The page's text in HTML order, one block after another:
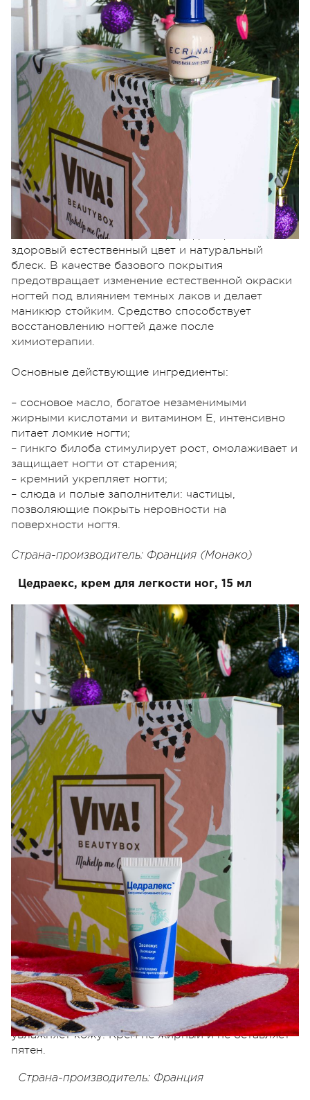
Средство хорошо укрепляет и интенсивно
питает ногти. Защищает и разглаживает их
поверхность, стимулирует их рост.
Основа может использоваться как
самостоятельное покрытие, придающее ногтям
здоровый естественный цвет и натуральный
блеск. В качестве базового покрытия
предотвращает изменение естественной окраски
ногтей под влиянием темных лаков и делает
маникюр стойким. Средство способствует
восстановлению ногтей даже после
химиотерапии.
Основные действующие ингредиенты:
– сосновое масло, богатое незаменимыми
жирными кислотами и витамином Е, интенсивно
питает ломкие ногти;
– гинкго билоба стимулирует рост, омолаживает и
защищает ногти от старения;
– кремний укрепляет ногти;
– слюда и полые заполнители: частицы,
позволяющие покрыть неровности на
поверхности ногтя.
Страна-производитель: Франция (Монако)
Цедраекс, крем для легкости ног, 15 мл
Крем содержит экстракт из плодов
корсиканского лимона, который высоко ценится
за освежающие и бодрящие свойства. Cedralex
крем подходит для облегчения усталости в ногах.
Сразу же после нанесения крем начинает
действовать и быстро снимает усталость в
конечностях. Богатая и деликатно
ароматизированная текстура придает мягкость и
увлажняет кожу. Крем не жирный и не оставляет
пятен.
Страна-производитель: Франция